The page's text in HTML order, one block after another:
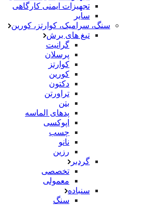
تجهیزات ایمنی کارگاهی
سایر
سنگ، سرامیک، کوارتز، کورین
تیغ های برش
گرانیت
پرسلان
کوارتز
کورین
دکتون
تراورتن
بتن
پدهای الماسه
اپوکسی
چسب
نانو
رزین
گردبر
تخصصی
معمولی
سنباده
سنگ